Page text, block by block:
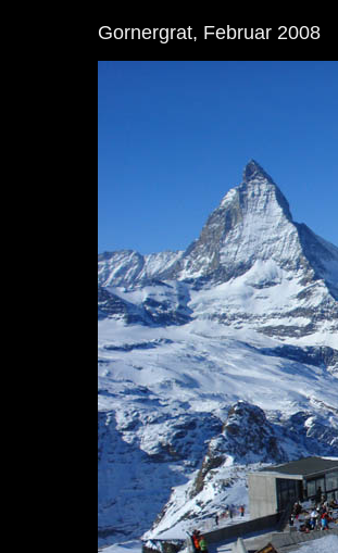
Gornergrat, Februar 2008